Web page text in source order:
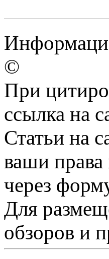
©
При
ссылка на
Статьи на
ваши права
через
Для
обзоров и